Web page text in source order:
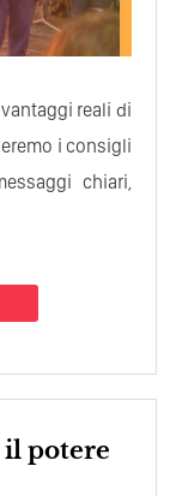
reali di
i consigli
chiari,